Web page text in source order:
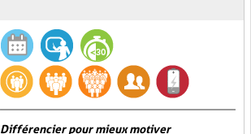
Différencier pour mieux motiver